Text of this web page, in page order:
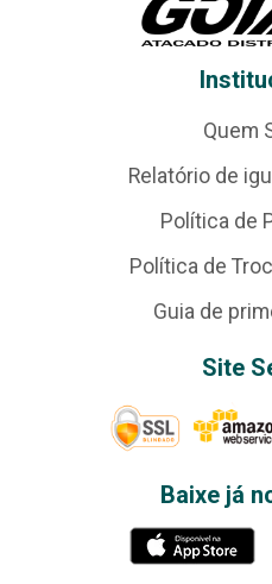
Quem
Relatório de
Política de
Política de
Guia de
Site
Baixe já